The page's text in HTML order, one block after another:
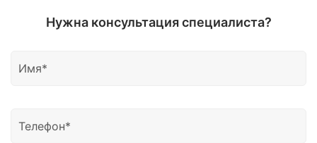
Нужна консультация специалиста?